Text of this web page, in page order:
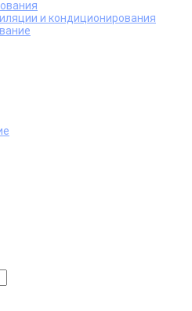
и кондиционирования